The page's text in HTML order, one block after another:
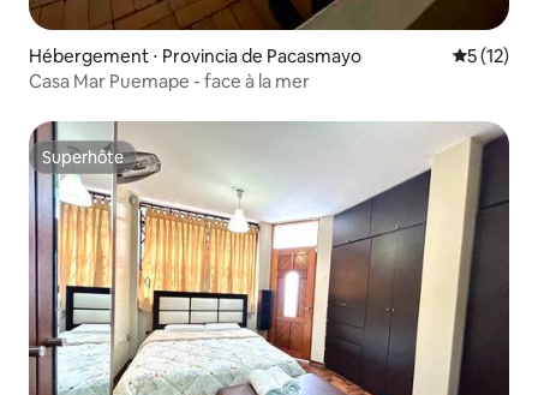
Hébergement ⋅ Provincia de Pacasmayo
5 (12)
Casa Mar Puemape - face à la mer
Superhôte
Superhôte